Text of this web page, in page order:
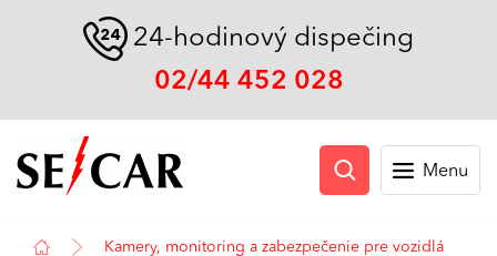
24-hodinový dispečing
02/44 452 028
Menu
Kamery, monitoring a zabezpečenie pre vozidlá